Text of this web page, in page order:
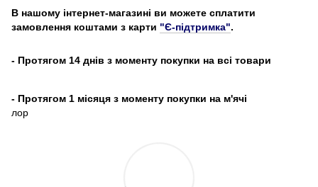
В нашому інтернет-магазині ви можете сплатити
замовлення коштами з карти "Є-підтримка".
- Протягом 14 днів з моменту покупки на всі товари
- Протягом 1 місяця з моменту покупки на м'ячі
лор